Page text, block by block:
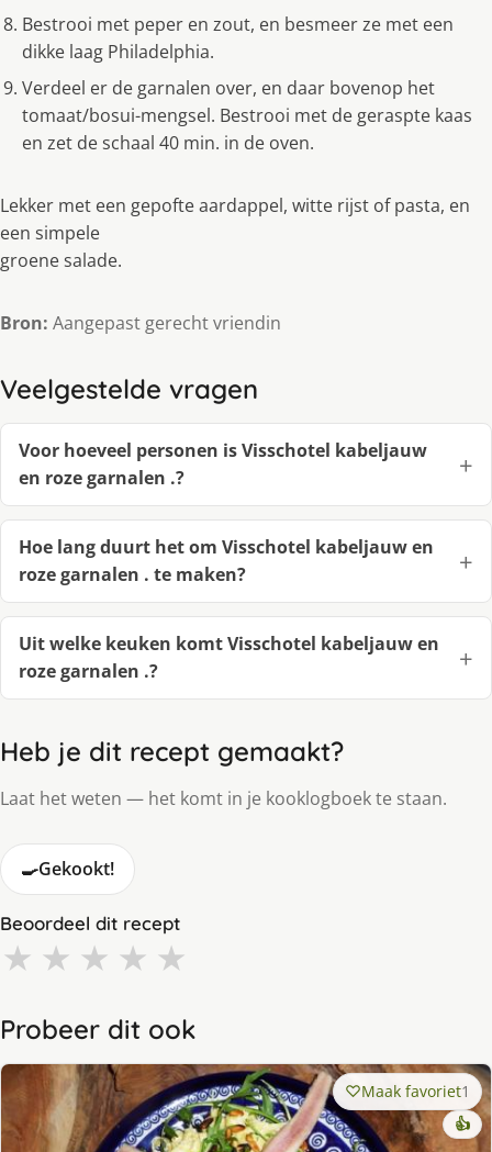
Bestrooi met peper en zout, en besmeer ze met een
dikke laag Philadelphia.
Verdeel er de garnalen over, en daar bovenop het
tomaat/bosui-mengsel. Bestrooi met de geraspte kaas
en zet de schaal 40 min. in de oven.
Lekker met een gepofte aardappel, witte rĳst of pasta, en
een simpele
groene salade.
Bron: Aangepast gerecht vriendin
Veelgestelde vragen
Voor hoeveel personen is Visschotel kabeljauw
en roze garnalen .?
Hoe lang duurt het om Visschotel kabeljauw en
roze garnalen . te maken?
Uit welke keuken komt Visschotel kabeljauw en
roze garnalen .?
Heb je dit recept gemaakt?
Laat het weten — het komt in je kooklogboek te staan.
🍳Gekookt!
Beoordeel dit recept
★ ★ ★ ★ ★
Probeer dit ook
Maak favoriet1
👍